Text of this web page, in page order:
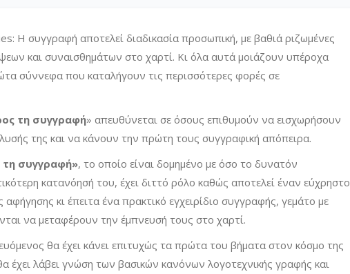
Η συγγραφή αποτελεί διαδικασία προσωπική, με βαθιά ριζωμένες
και συναισθημάτων στο χαρτί. Κι όλα αυτά μοιάζουν υπέροχα
σύννεφα που καταλήγουν τις περισσότερες φορές σε
τη συγγραφή» απευθύνεται σε όσους επιθυμούν να εισχωρήσουν
της και να κάνουν την πρώτη τους συγγραφική απόπειρα.
τη συγγραφή», το οποίο είναι δομημένο με όσο το δυνατόν
κατανόησή του, έχει διττό ρόλο καθώς αποτελεί έναν εύχρηστο
κι έπειτα ένα πρακτικό εγχειρίδιο συγγραφής, γεμάτο με
να μεταφέρουν την έμπνευσή τους στο χαρτί.
θα έχει κάνει επιτυχώς τα πρώτα του βήματα στον κόσμο της
έχει λάβει γνώση των βασικών κανόνων λογοτεχνικής γραφής και